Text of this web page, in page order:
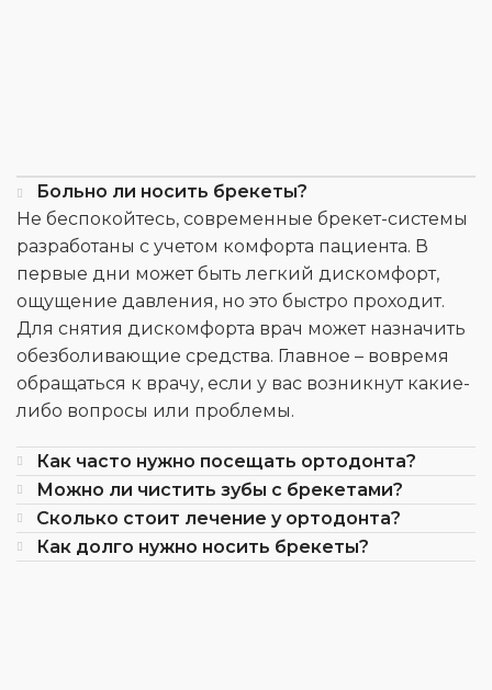
Больно ли носить брекеты?
Не беспокойтесь, современные брекет-системы
разработаны с учетом комфорта пациента. В
первые дни может быть легкий дискомфорт,
ощущение давления, но это быстро проходит.
Для снятия дискомфорта врач может назначить
обезболивающие средства. Главное – вовремя
обращаться к врачу, если у вас возникнут какие-
либо вопросы или проблемы.
Как часто нужно посещать ортодонта?
Можно ли чистить зубы с брекетами?
Сколько стоит лечение у ортодонта?
Как долго нужно носить брекеты?